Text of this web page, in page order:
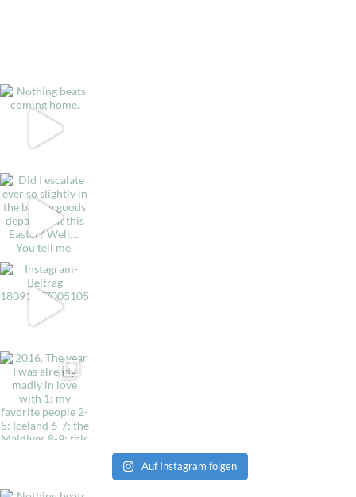
Auf Instagram folgen